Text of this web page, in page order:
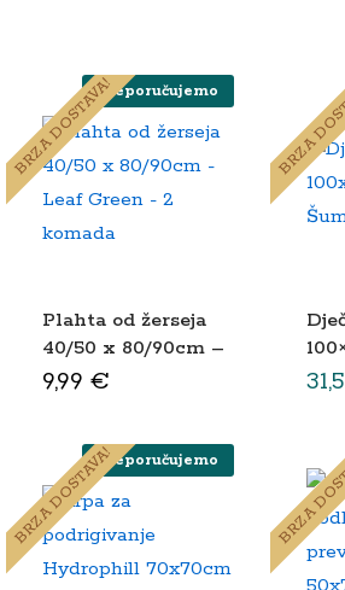
Preporučujemo
Plahta od žerseja
40/50 x 80/90cm –
Leaf Green – 2
9,99 €
BRZA DOSTAVA! BRZA
Preporučujemo
BRZA DOSTAVA! BRZA